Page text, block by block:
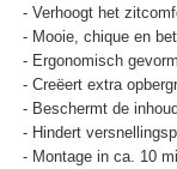
- Verhoogt het
- Mooie, chique en
- Ergonomisch
- Creëert extra
- Beschermt de
- Hindert
- Montage in ca. 10